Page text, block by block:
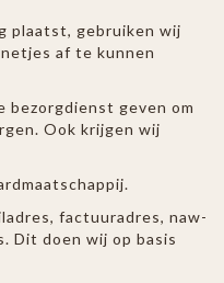
plaatst, gebruiken wij
af te kunnen
bezorgdienst geven om
Ook krijgen wij
factuuradres, naw-
Dit doen wij op basis